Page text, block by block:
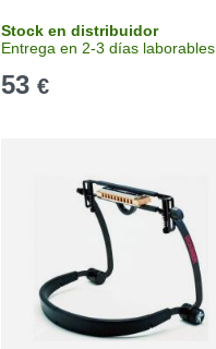
Stock en distribuidor
Entrega en 2-3 días laborables
53 €